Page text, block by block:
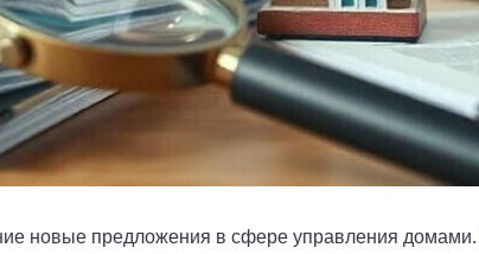
новые предложения в сфере управления